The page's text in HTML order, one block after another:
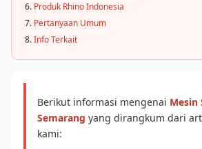
Produk Rhino Indonesia
Pertanyaan Umum
Info Terkait
Berikut informasi mengenai Mesin
Semarang yang dirangkum dari
kami: